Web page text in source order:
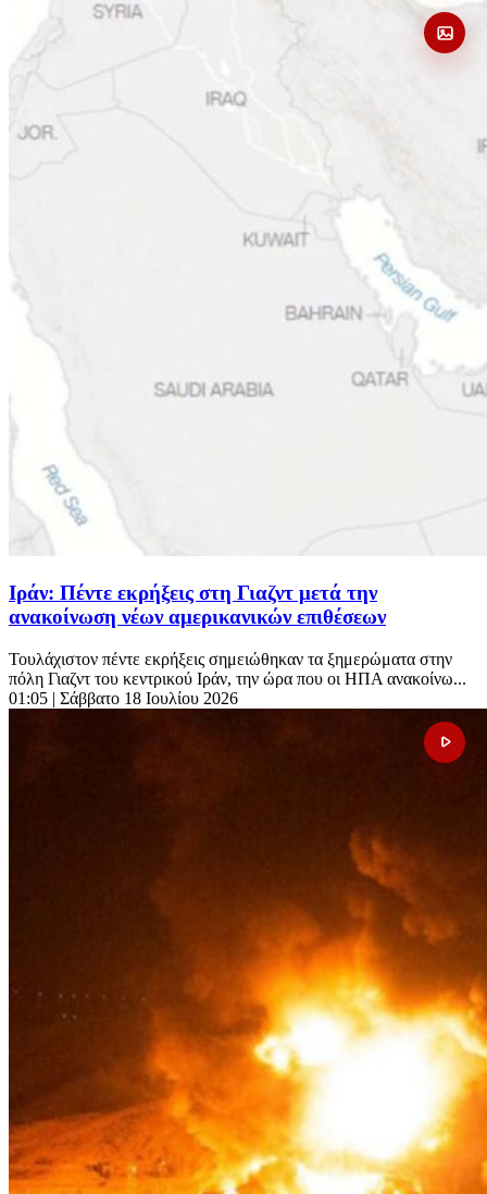
Ιράν: Πέντε εκρήξεις στη Γιαζντ μετά την
ανακοίνωση νέων αμερικανικών επιθέσεων
Τουλάχιστον πέντε εκρήξεις σημειώθηκαν τα ξημερώματα στην
πόλη Γιαζντ του κεντρικού Ιράν, την ώρα που οι ΗΠΑ ανακοίνω...
01:05 | Σάββατο 18 Ιουλίου 2026